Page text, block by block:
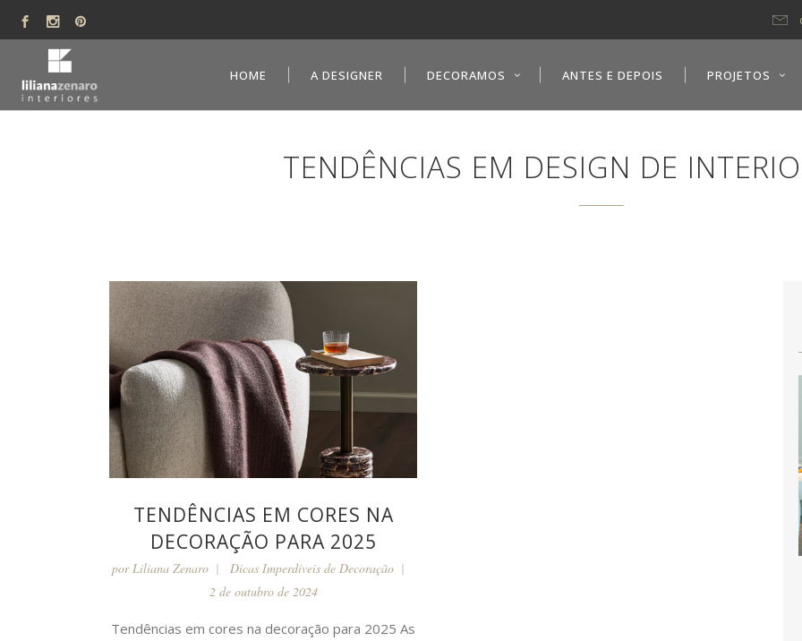
HOME A DESIGNER DECORAMOS ANTES E DEPOIS PROJETOS
TENDÊNCIAS EM DESIGN DE
TENDÊNCIAS EM CORES NA
DECORAÇÃO PARA 2025
porLiliana Zenaro
Dicas Imperdíveis de Decoração
2 de outubro de 2024
Tendências em cores na decoração para 2025 As